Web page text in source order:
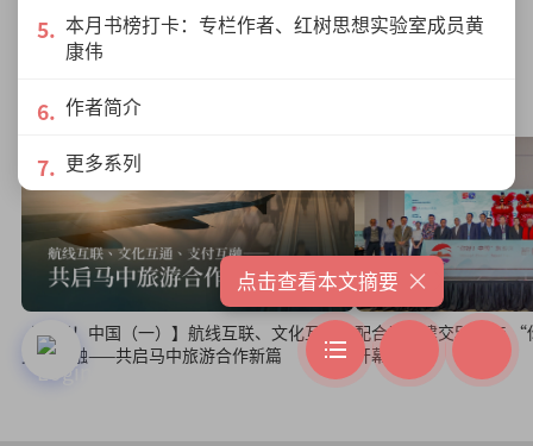
【你好！中国（一）】航线互联、文化互通、
支付互融——共启马中旅游合作新篇
配合马中建交50周年
开幕
本月书榜打卡：专栏作者、红树思想实验室成员黄
康伟
作者简介
更多系列
点击查看本文摘要 ×